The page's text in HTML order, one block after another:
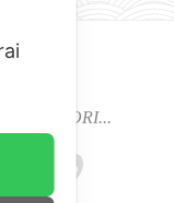
E SAPORI...